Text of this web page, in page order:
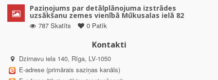
Paziņojums par detālplānojuma izstrādes
uzsākšanu zemes vienībā Mūkusalas ielā 82
787 Skatīts
0 Patīk
Kontakti
Dzirnavu iela 140, Rīga, LV-1050
E-adrese (primārais saziņas kanāls)